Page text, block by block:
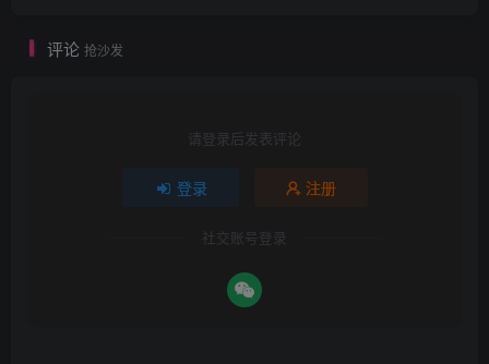
评论 抢沙发
请登录后发表评论
登录 注册
社交账号登录